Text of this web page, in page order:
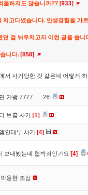
울하지도 않습니까?? [933]
치고다녔습니다. 인생경험을 가
던 걸 뉘우치고자 이런 글을 씁니
니다. [858]
서 사기당한 것 같은데 어떻게
카뱅 7777.......26
브훔 사기 [1]
인대부 사기 [4]
보내봤는데 협박죄인가요 [4]
용한 조심